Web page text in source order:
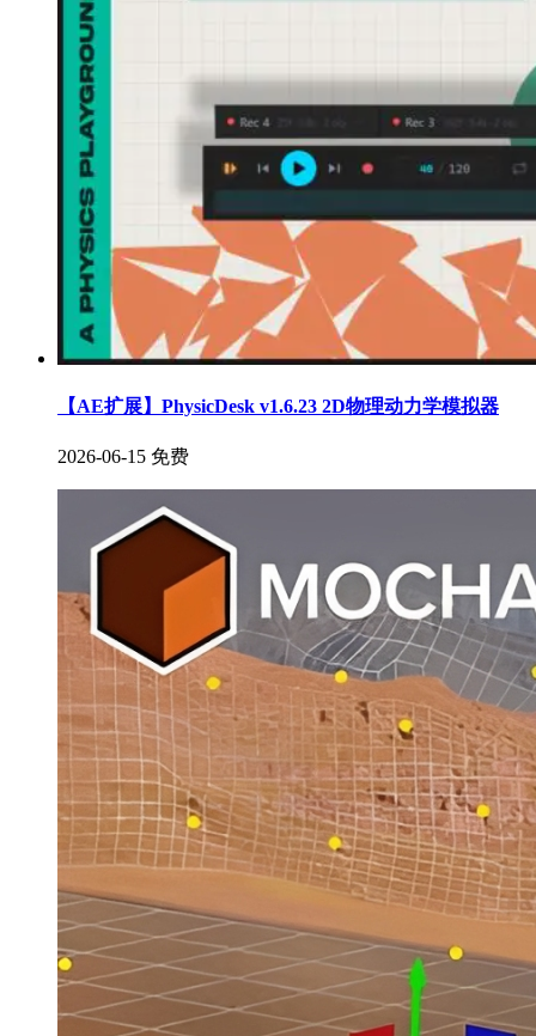
【AE扩展】PhysicDesk v1.6.23 2D物理动力学模拟器
2026-06-15 免费